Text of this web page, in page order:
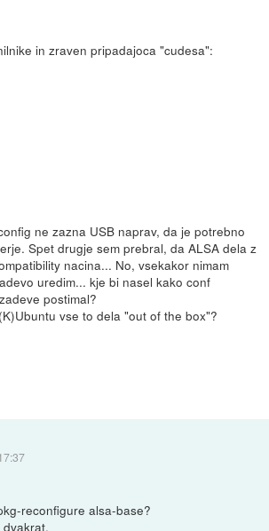
in zraven pripadajoca "cudesa":
ne zazna USB naprav, da je potrebno
Spet drugje sem prebral, da ALSA dela z
nacina... No, vsekakor nimam
uredim... kje bi nasel kako conf
postimal?
vse to dela "out of the box"?
reconfigure alsa-base?